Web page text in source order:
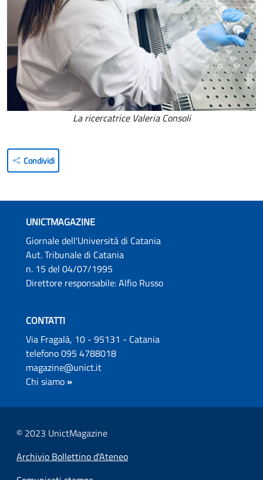
La ricercatrice Valeria Consoli
Condividi
UNICTMAGAZINE
Giornale dell'Università di Catania
Aut. Tribunale di Catania
n. 15 del 04/07/1995
Direttore responsabile: Alfio Russo
CONTATTI
Via Fragalà, 10 - 95131 - Catania
telefono 095 4788018
magazine@unict.it
Chi siamo »
© 2023 UnictMagazine
Archivio Bollettino d'Ateneo